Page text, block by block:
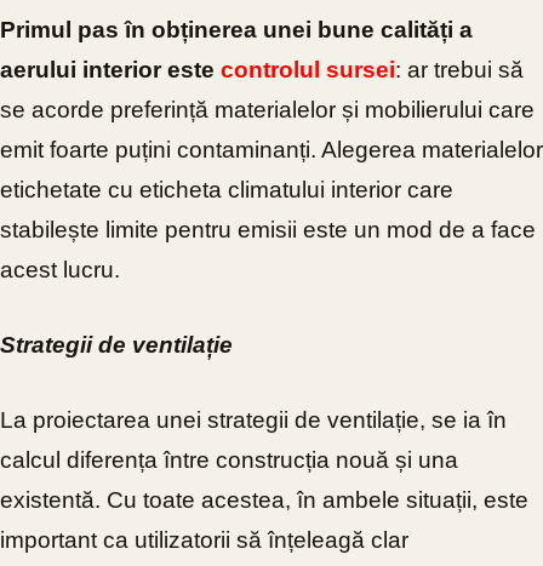
Primul pas în obținerea unei bune calități a
aerului interior este controlul sursei: ar trebui să
se acorde preferință materialelor și mobilierului care
emit foarte puțini contaminanți. Alegerea materialelor
etichetate cu eticheta climatului interior care
stabilește limite pentru emisii este un mod de a face
acest lucru.
Strategii de ventilație
La proiectarea unei strategii de ventilație, se ia în
calcul diferența între construcția nouă și una
existentă. Cu toate acestea, în ambele situații, este
important ca utilizatorii să înțeleagă clar